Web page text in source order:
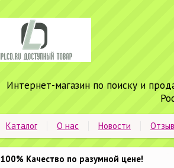
Интернет-магазин по поиску и
Каталог О нас Новости
100% Качество по разумной цене!